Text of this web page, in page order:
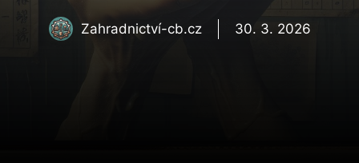
Zahradnictví-cb.cz 30. 3. 2026